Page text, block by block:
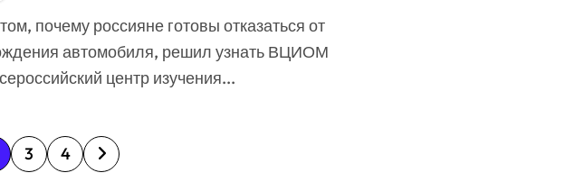
автомобиля, решил узнать ВЦИОМ
центр изучения...
3 4